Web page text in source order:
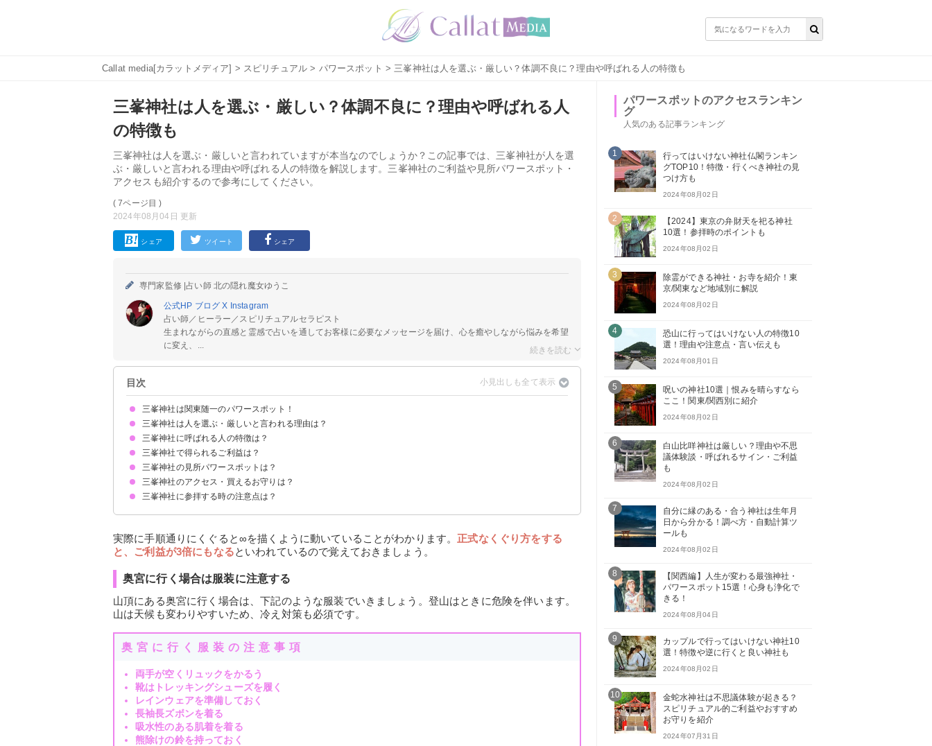
Callat media[カラットメディア] > スピリチュアル > パワースポット > 三峯神社は人を選ぶ・厳しい？体調不良に？理由や呼ばれる人の特徴も
三峯神社は人を選ぶ・厳しい？体調不良に？理由や呼ばれる人
の特徴も
三峯神社は人を選ぶ・厳しいと言われていますが本当なのでしょうか？この記事では、三峯神社が人を選
ぶ・厳しいと言われる理由や呼ばれる人の特徴を解説します。三峯神社のご利益や見所パワースポット・
アクセスも紹介するので参考にしてください。
( 7ページ目 )
2024年08月04日 更新
シェア ツイート シェア
専門家監修 |占い師 北の隠れ魔女ゆうこ
公式HP ブログX Instagram
占い師／ヒーラー／スピリチュアルセラピスト
生まれながらの直感と霊感で占いを通してお客様に必要なメッセージを届け、心を癒やしながら悩みを希望
に変え、...
目次
三峯神社は関東随一のパワースポット！
歴史
祀られている神様
三峯神社は人を選ぶ・厳しいと言われる理由は？
神社のパワーが非常に強く体調不良になることもあるから
奥宮に行くには険しい登山道を登る必要があるから
神社に相性が合わない人もいるから
三峯神社は元々僧侶の修行場だったから
アクセスがしづらく入念に準備する必要があるから
三峯神社に呼ばれる人の特徴は？
ふと三峯神社に行きたくなる
真面目で強い意思を持っている
職業が経営者・個人事業主
たびたび三峯神社の夢を見る
思いがけず三峯神社付近に用事ができる
三峯神社で得られるご利益は？
①心願成就
②恋愛運UP
③出世開運
④金運上昇
⑤心身浄化
三峯神社の見所パワースポットは？
①三ツ鳥居
②隋神門（ずいしんもん）
③拝殿
④重忠杉
⑤奥宮遥拝殿
⑥日本武尊銅像
⑦奥宮
三峯神社のアクセス・買えるお守りは？
アクセス
買えるお守り
御朱印
三峯神社に参拝する時の注意点は？
実際に手順通りにくぐると∞を描くように動いていることがわかります。 正式なくぐり方をする
と、ご利益が3倍にもなるといわれているので覚えておきましょう。
奥宮に行く場合は服装に注意する
山頂にある奥宮に行く場合は、下記のような服装でいきましょう。登山はときに危険を伴います。
山は天候も変わりやすいため、冷え対策も必須です。
奥宮に行く服装の注意事項
両手が空くリュックをかるう
靴はトレッキングシューズを履く
レインウェアを準備しておく
長袖長ズボンを着る
吸水性のある肌着を着る
熊除けの鈴を持っておく
パワースポットのアクセスランキン
グ
人気のある記事ランキング
1
行ってはいけない神社仏閣ランキン
グTOP10！特徴・行くべき神社の見
つけ方も
2024年08月02日
2
【2024】東京の弁財天を祀る神社
10選！参拝時のポイントも
2024年08月02日
3
除霊ができる神社・お寺を紹介！東
京/関東など地域別に解説
2024年08月02日
4
恐山に行ってはいけない人の特徴10
選！理由や注意点・言い伝えも
2024年08月01日
5
呪いの神社10選｜恨みを晴らすなら
ここ！関東/関西別に紹介
2024年08月02日
6
白山比咩神社は厳しい？理由や不思
議体験談・呼ばれるサイン・ご利益
も
2024年08月02日
7
自分に縁のある・合う神社は生年月
日から分かる！調べ方・自動計算ツ
ールも
2024年08月02日
8
【関西編】人生が変わる最強神社・
パワースポット15選！心身も浄化で
きる！
2024年08月04日
9
カップルで行ってはいけない神社10
選！特徴や逆に行くと良い神社も
2024年08月02日
10
金蛇水神社は不思議体験が起きる？
スピリチュアル的ご利益やおすすめ
お守りを紹介
2024年07月31日